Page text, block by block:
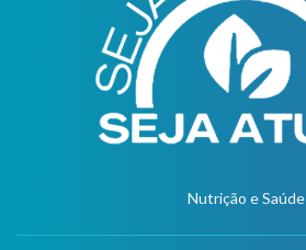
Nutrição e Saúde